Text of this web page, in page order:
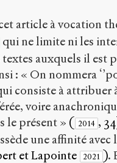
article à vocation
qui ne limite ni les
textes auxquels il est
: « On nommera
consiste à attribuer
voire
le présent » ( 2014 ,
une affinité
et Lapointe 2021 ).